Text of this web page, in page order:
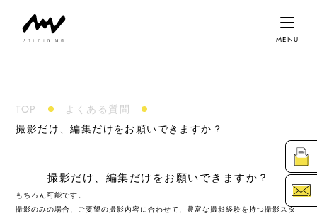
TOP
よくある質問
撮影だけ、編集だけをお願いできますか？
撮影だけ、編集だけをお願いできますか？
もちろん可能です。
撮影のみの場合、ご要望の撮影内容に合わせて、豊富な撮影経験を持つ撮影スタ
資
お